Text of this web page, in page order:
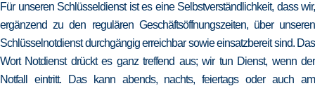
Für unseren Schlüsseldienst ist es eine Selbstverständlichkeit, dass wir,
ergänzend zu den regulären Geschäftsöffnungszeiten, über unseren
Schlüsselnotdienst durchgängig erreichbar sowie einsatzbereit sind. Das
Wort Notdienst drückt es ganz treffend aus; wir tun Dienst, wenn der
Notfall eintritt. Das kann abends, nachts, feiertags oder auch am